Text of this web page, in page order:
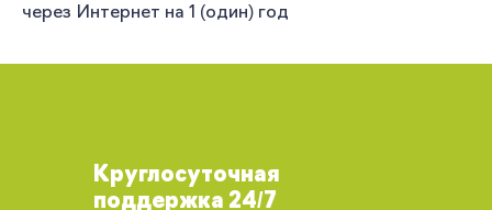
через Интернет на 1 (один) год
Круглосуточная
поддержка 24/7